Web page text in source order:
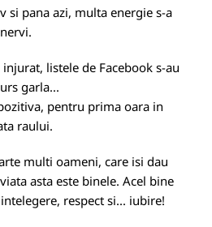
si pana azi, multa energie s-a
listele de Facebook s-au
garla...
pentru prima oara in
raului.
multi oameni, care isi dau
asta este binele. Acel bine
respect si... iubire!